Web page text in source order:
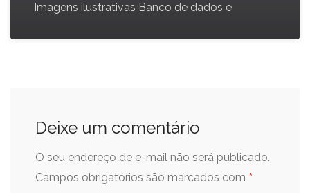
Imagens ilustrativas Banco de dados e
Deixe um comentário
O seu endereço de e-mail não será publicado.
Campos obrigatórios são marcados com *